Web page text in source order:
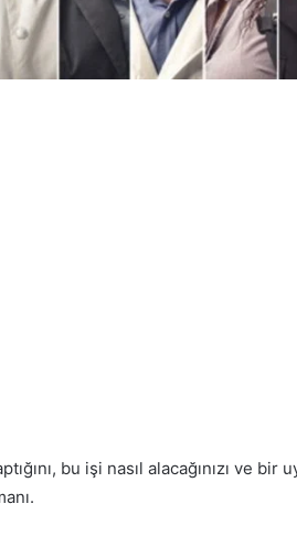
bu işi nasıl alacağınızı ve bir